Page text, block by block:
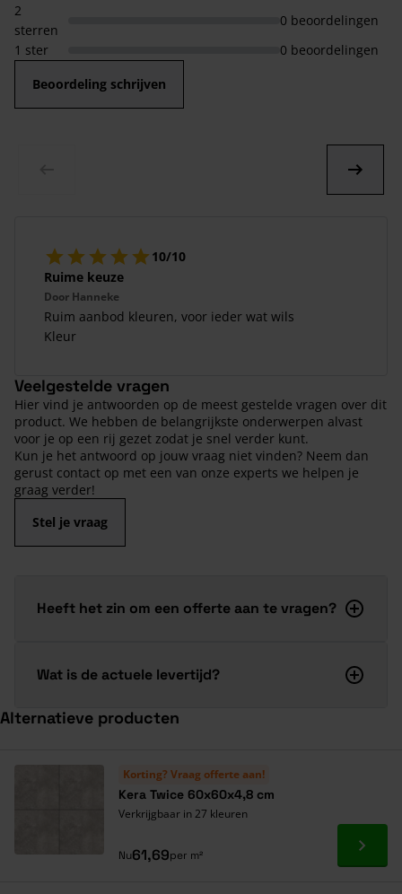
2
sterren
0 beoordelingen
1 ster
0 beoordelingen
Beoordeling schrijven
10/10
Ruime keuze
Door Hanneke
Ruim aanbod kleuren, voor ieder wat wils
Kleur
Veelgestelde vragen
Hier vind je antwoorden op de meest gestelde vragen over dit
product. We hebben de belangrijkste onderwerpen alvast
voor je op een rij gezet zodat je snel verder kunt.
Kun je het antwoord op jouw vraag niet vinden? Neem dan
gerust contact op met een van onze experts we helpen je
graag verder!
Stel je vraag
Heeft het zin om een offerte aan te vragen?
Wat is de actuele levertijd?
Alternatieve producten
Korting? Vraag offerte aan!
Kera Twice 60x60x4,8 cm
Verkrijgbaar in 27 kleuren
Nu61,69per m² Ga